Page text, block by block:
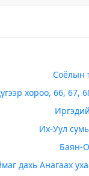
Соёлын
хороо, 66, 67,
Их-Уул
Баян-
дахь Анагаах